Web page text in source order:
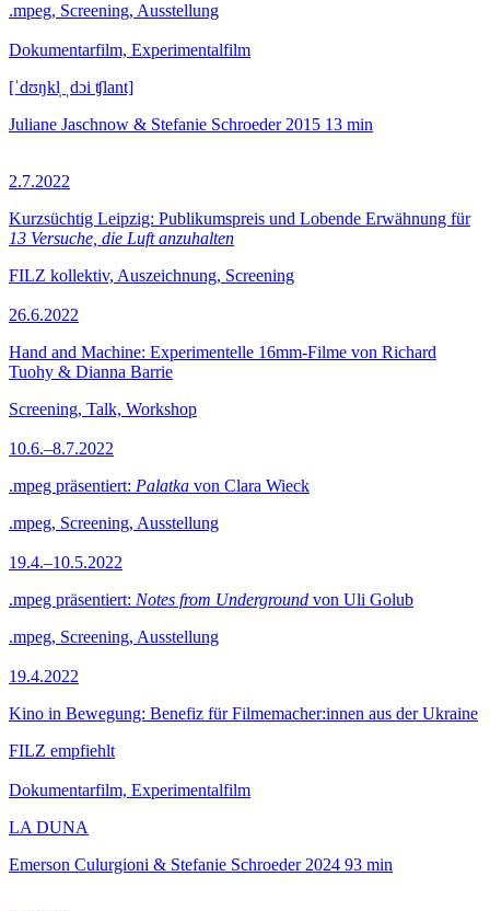
.mpeg, Screening, Ausstellung
Dokumentarfilm, Experimentalfilm
[ˈdʊŋkl̩ ˌdɔi ʧlant]
Juliane Jaschnow & Stefanie Schroeder 2015 13 min
2.7.2022
Kurzsüchtig Leipzig: Publikumspreis und Lobende Erwähnung für
13 Versuche, die Luft anzuhalten
FILZ kollektiv, Auszeichnung, Screening
26.6.2022
Hand and Machine: Experimentelle 16mm-Filme von Richard
Tuohy & Dianna Barrie
Screening, Talk, Workshop
10.6.–8.7.2022
.mpeg präsentiert: Palatka von Clara Wieck
.mpeg, Screening, Ausstellung
19.4.–10.5.2022
.mpeg präsentiert: Notes from Underground von Uli Golub
.mpeg, Screening, Ausstellung
19.4.2022
Kino in Bewegung: Benefiz für Filmemacher:innen aus der Ukraine
FILZ empfiehlt
Dokumentarfilm, Experimentalfilm
LA DUNA
Emerson Culurgioni & Stefanie Schroeder 2024 93 min